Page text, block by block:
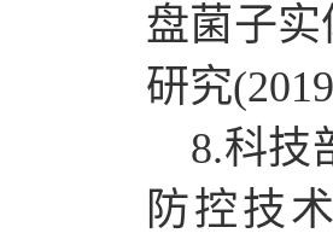
盘菌子
研究
8.科技
防控技